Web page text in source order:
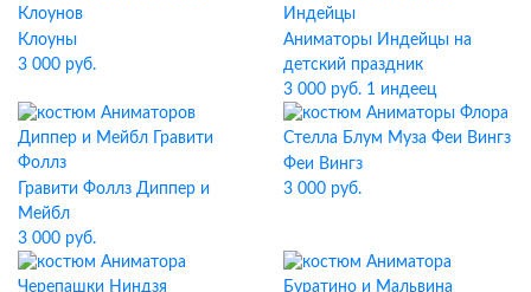
Клоуны
3 000 руб.
Аниматоры Индейцы на
детский праздник
3 000 руб. 1 индеец
Гравити Фоллз Диппер и
Мейбл
3 000 руб.
Феи Вингз
3 000 руб.